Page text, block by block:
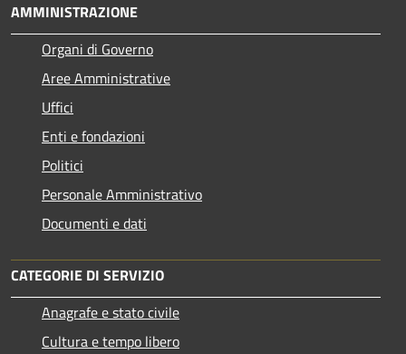
AMMINISTRAZIONE
Organi di Governo
Aree Amministrative
Uffici
Enti e fondazioni
Politici
Personale Amministrativo
Documenti e dati
CATEGORIE DI SERVIZIO
Anagrafe e stato civile
Cultura e tempo libero